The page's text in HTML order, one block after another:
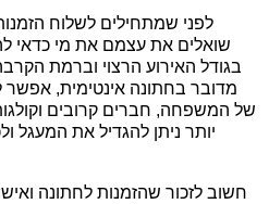
לפני שמתחילים לשלוח
שואלים את עצמם את מי כדאי
בגודל האירוע הרצוי וברמת
מדובר בחתונה אינטימית,
של המשפחה, חברים קרובים
יותר ניתן להגדיל את המעגל
חשוב לזכור שהזמנות לחתונה